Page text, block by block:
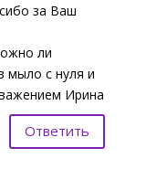
за Ваш
ли
мыло с нуля и
Ирина
Ответить